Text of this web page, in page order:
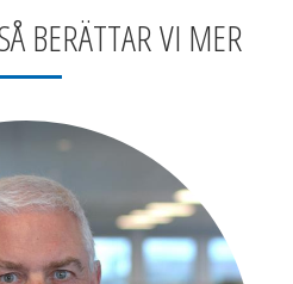
BERÄTTAR VI MER